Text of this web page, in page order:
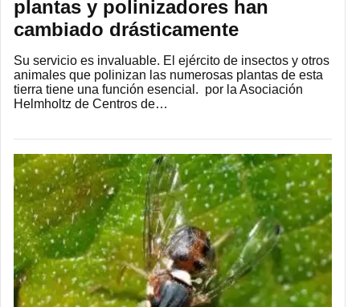
plantas y polinizadores han
cambiado drásticamente
Su servicio es invaluable. El ejército de insectos y otros
animales que polinizan las numerosas plantas de esta
tierra tiene una función esencial. por la Asociación
Helmholtz de Centros de…